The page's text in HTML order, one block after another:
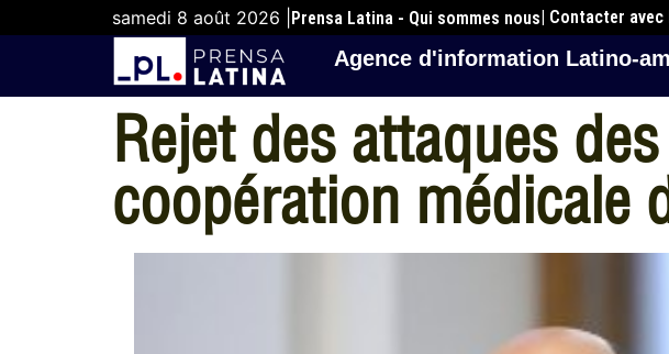
samedi 8 août 2026 | Prensa Latina - Qui sommes nous| Contacter avec
Agence d'information Latino-
Rejet des attaques
coopération médicale